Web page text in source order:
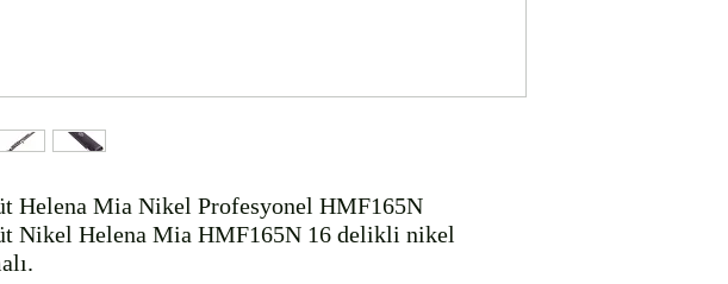
Helena Mia Nikel Profesyonel HMF165N
Nikel Helena Mia HMF165N 16 delikli nikel